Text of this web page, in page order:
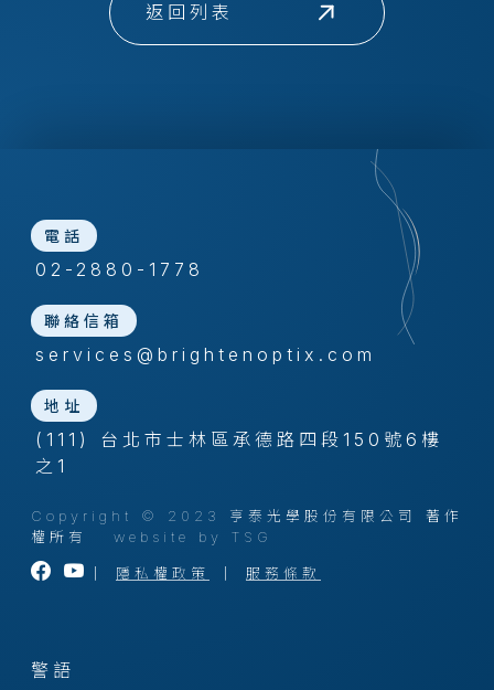
返回列表
電話
02-2880-1778
聯絡信箱
services@brightenoptix.com
地址
(111) 台北市士林區承德路四段150號6樓
之1
Copyright © 2023 亨泰光學股份有限公司 著作
權所有 website by TSG
隱私權政策 服務條款
警語